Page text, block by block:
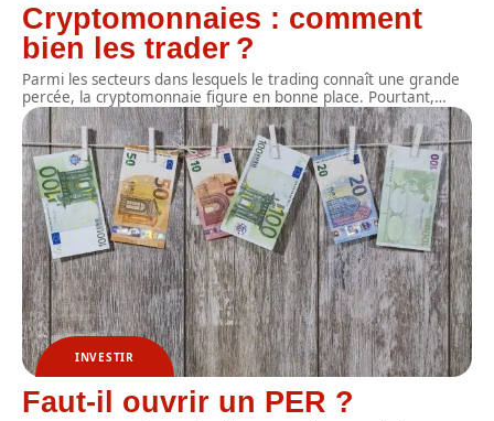
Cryptomonnaies : comment
bien les trader ?
Parmi les secteurs dans lesquels le trading connaît une grande
percée, la cryptomonnaie figure en bonne place. Pourtant,…
INVESTIR
Faut-il ouvrir un PER ?